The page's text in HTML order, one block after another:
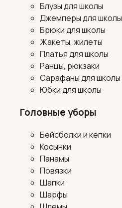
Блузы для школы
Джемперы для школы
Брюки для школы
Жакеты, жилеты
Платья для школы
Ранцы, рюкзаки
Сарафаны для школы
Юбки для школы
Головные уборы
Бейсболки и кепки
Косынки
Панамы
Повязки
Шапки
Шарфы